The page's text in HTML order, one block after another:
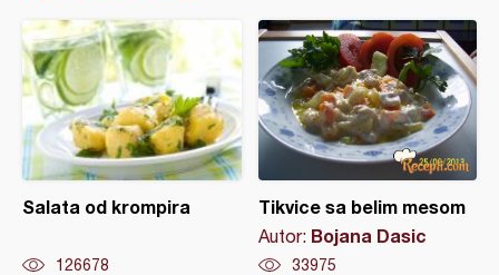
Salata od krompira
126678
Tikvice sa belim mesom
Autor: Bojana Dasic
33975